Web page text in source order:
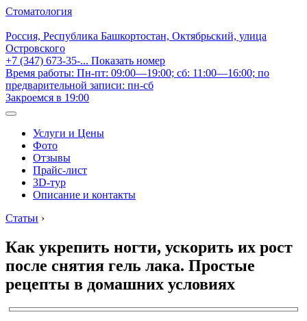
Стоматология
Россия, Республика Башкортостан, Октябрьский, улица
Островского
+7 (347) 673-35-... Показать номер
Время работы: Пн-пт: 09:00—19:00; сб: 11:00—16:00; по
предварительной записи: пн-сб
Закроемся в 19:00
Услуги и Цены
Фото
Отзывы
Прайс-лист
3D-тур
Описание и контакты
Статьи ›
Как укрепить ногти, ускорить их рост
после снятия гель лака. Простые
рецепты в домашних условиях